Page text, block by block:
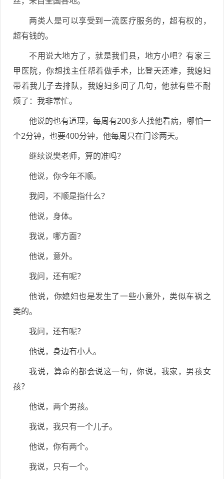
两类人是可以享受到一流医疗服务的，超有权的，
超有钱的。
不用说大地方了，就是我们县，地方小吧？有家三
甲医院，你想找主任帮着做手术，比登天还难，我媳妇
带着我儿子去排队，我媳妇多问了几句，他就有些不耐
烦了：我非常忙。
他说的也有道理，每周有200多人找他看病，哪怕一
个2分钟，也要400分钟，他每周只在门诊两天。
继续说樊老师，算的准吗？
他说，你今年不顺。
我问，不顺是指什么？
他说，身体。
我说，哪方面？
他说，意外。
我问，还有呢？
他说，你媳妇也是发生了一些小意外，类似车祸之
类的。
我问，还有呢？
他说，身边有小人。
我说，算命的都会说这一句，你说，我家，男孩女
孩？
他说，两个男孩。
我说，我只有一个儿子。
他说，你有两个。
我说，只有一个。